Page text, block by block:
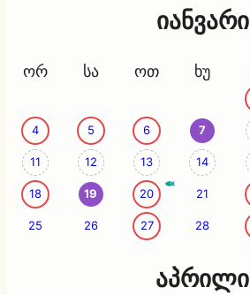
იანვარი
ორ სა ოთ ხუ
4 5 6 7
11 12 13 14
18 19 20 21
25 26 27 28
აპრილი